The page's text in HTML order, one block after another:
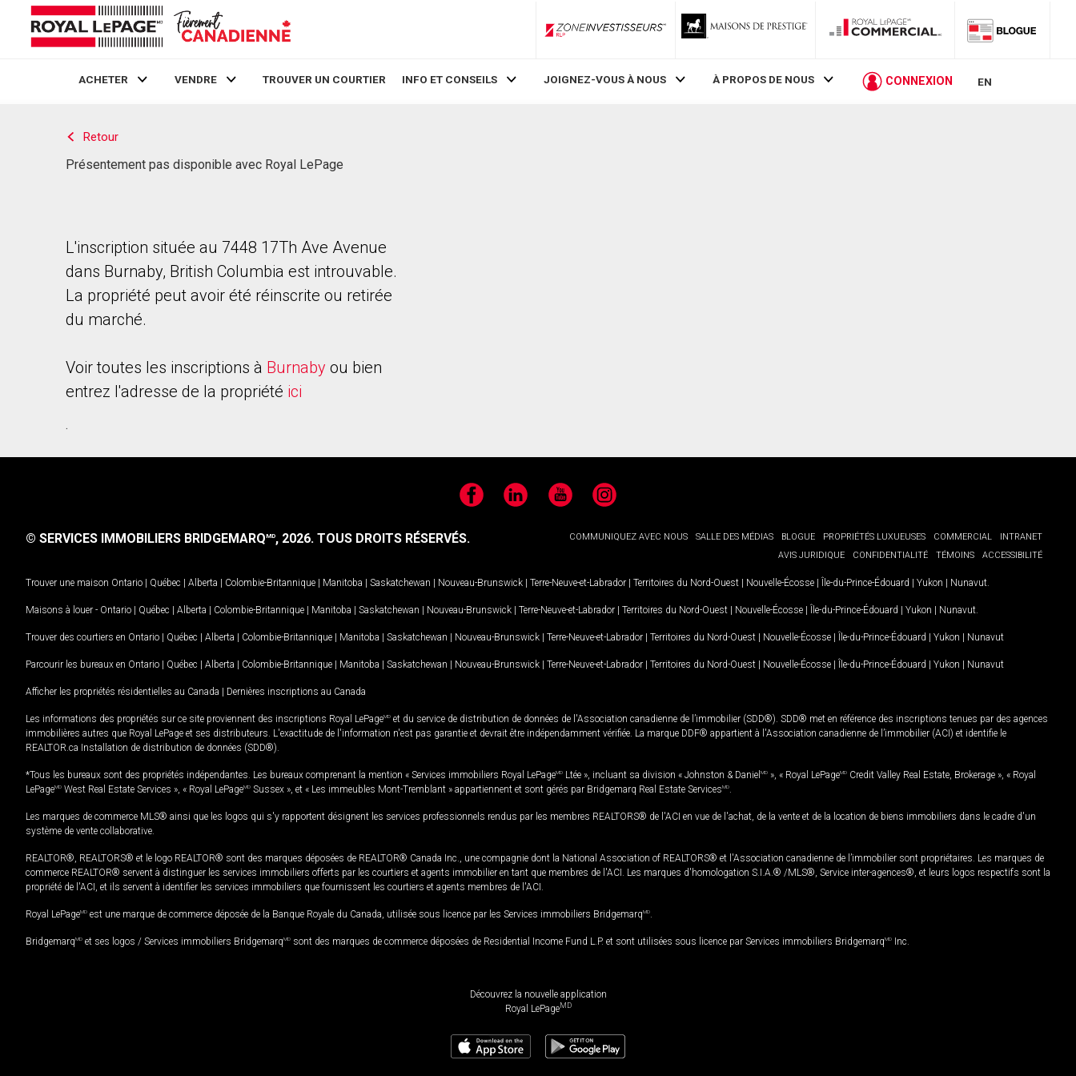
ZoneInvestisseurs RLP
ACHETER VENDRE TROUVER UN COURTIER INFO ET CONSEILS JOIGNEZ-VOUS À NOUS À PROPOS DE NOUS CONNEXION EN
Retour
Présentement pas disponible avec Royal LePage
L'inscription située au 7448 17Th Ave Avenue
dans Burnaby, British Columbia est introuvable.
La propriété peut avoir été réinscrite ou retirée
du marché.
Voir toutes les inscriptions à Burnaby ou bien
entrez l'adresse de la propriété ici
.
FacebookLinkedIn YouTubeInstagram
COMMUNIQUEZ AVEC NOUS SALLE DES MÉDIAS BLOGUE PROPRIÉTÉS LUXUEUSES COMMERCIAL
INTRANET
AVIS JURIDIQUE
CONFIDENTIALITÉ TÉMOINS ACCESSIBILITÉ
© SERVICES IMMOBILIERS BRIDGEMARQMD, 2026. TOUS DROITS RÉSERVÉS.
Trouver une maison Ontario | Québec | Alberta | Colombie-Britannique | Manitoba | Saskatchewan | Nouveau-Brunswick | Terre-Neuve-et-Labrador | Territoires du Nord-Ouest | Nouvelle-Écosse | Île-du-Prince-Édouard | Yukon | Nunavut
Maisons à louer - Ontario | Québec | Alberta | Colombie-Britannique | Manitoba | Saskatchewan | Nouveau-Brunswick | Terre-Neuve-et-Labrador | Territoires du Nord-Ouest | Nouvelle-Écosse | Île-du-Prince-Édouard | Yukon | Nunavut
Trouver des courtiers en Ontario | Québec | Alberta | Colombie-Britannique | Manitoba | Saskatchewan | Nouveau-Brunswick | Terre-Neuve-et-Labrador | Territoires du Nord-Ouest | Nouvelle-Écosse | Île-du-Prince-Édouard | Yukon | Nunavut
Parcourir les bureaux en Ontario | Québec | Alberta | Colombie-Britannique | Manitoba | Saskatchewan | Nouveau-Brunswick | Terre-Neuve-et-Labrador | Territoires du Nord-Ouest | Nouvelle-Écosse | Île-du-Prince-Édouard | Yukon | Nunavut
Afficher les propriétés résidentielles au Canada | Dernières inscriptions au Canada
Les informations des propriétés sur ce site proviennent des inscriptions Royal LePageMD et du service de distribution de données de l'Association canadienne de l’immobilier (SDD®). SDD® met en référence des inscriptions tenues par des agences
immobilières autres que Royal LePage et ses distributeurs. L'exactitude de l'information n'est pas garantie et devrait être indépendamment vérifiée. La marque DDF® appartient à l'Association canadienne de l’immobilier (ACI) et identifie le
REALTOR.ca Installation de distribution de données (SDD®).
*Tous les bureaux sont des propriétés indépendantes. Les bureaux comprenant la mention « Services immobiliers Royal LePageMD Ltée », incluant sa division « Johnston & Daniel MD », « Royal LePageMD Credit Valley Real Estate, Brokerage », « Royal
LePageMD West Real Estate Services », « Royal LePageMD Sussex », et « Les immeubles Mont-Tremblant » appartiennent et sont gérés par Bridgemarq Real Estate ServicesMD
Les marques de commerce MLS® ainsi que les logos qui s'y rapportent désignent les services professionnels rendus par les membres REALTORS® de l'ACI en vue de l'achat, de la vente et de la location de biens immobiliers dans le cadre d'un
système de vente collaborative.
REALTOR®, REALTORS® et le logo REALTOR® sont des marques déposées de REALTOR® Canada Inc., une compagnie dont la National Association of REALTORS® et l'Association canadienne de l’immobilier sont propriétaires. Les marques de
commerce REALTOR® servent à distinguer les services immobiliers offerts par les courtiers et agents immobilier en tant que membres de l'ACI. Les marques d'homologation S.I.A.® /MLS®, Service inter-agences®, et leurs logos respectifs sont la
propriété de l'ACI, et ils servent à identifier les services immobiliers que fournissent les courtiers et agents membres de l'ACI.
Royal LePageMD est une marque de commerce déposée de la Banque Royale du Canada, utilisée sous licence par les Services immobiliers BridgemarqMD
BridgemarqMD et ses logos / Services immobiliers BridgemarqMD sont des marques de commerce déposées de Residential Income Fund L.P. et sont utilisées sous licence par Services immobiliers BridgemarqMD Inc.
Découvrez la nouvelle application
Royal LePageMD